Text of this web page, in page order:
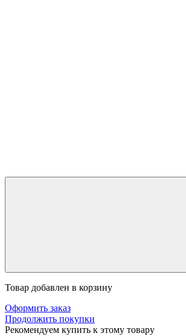
Товар добавлен в корзину
Оформить заказ
Продолжить покупки
Рекомендуем купить к этому товару